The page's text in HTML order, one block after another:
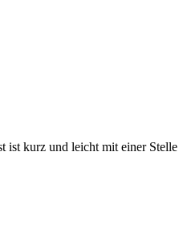
ist kurz und leicht mit einer Stelle